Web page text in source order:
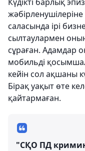
саласында ірі
сылтаулармен
сұраған. Адамдар
мобильді
кейін сол ақшаны
Бірақ уақыт өте
қайтармаған.
"СҚО ПД